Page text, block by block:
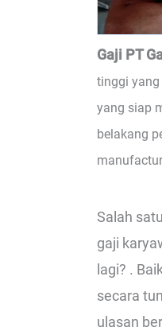
Gaji PT
tinggi yang
yang siap
belakang
Salah
gaji
lagi? .
secara
ulasan